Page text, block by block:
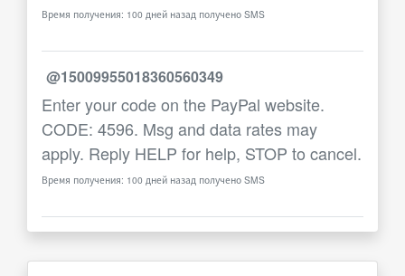
Время получения: 100 дней назад получено SMS
@15009955018360560349
Enter your code on the PayPal website.
CODE: 4596. Msg and data rates may
apply. Reply HELP for help, STOP to cancel.
Время получения: 100 дней назад получено SMS